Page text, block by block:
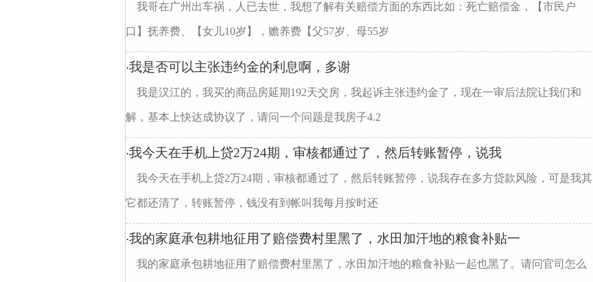
我哥在广州出车祸，人已去世，我想了解有关赔偿方面的东西比如：死亡赔偿金，【市民户
口】抚养费、【女儿10岁】，赡养费【父57岁、母55岁
·我是否可以主张违约金的利息啊，多谢
我是汉江的，我买的商品房延期192天交房，我起诉主张违约金了，现在一审后法院让我们和
解，基本上快达成协议了，请问一个问题是我房子4.2
·我今天在手机上贷2万24期，审核都通过了，然后转账暂停，说我
我今天在手机上贷2万24期，审核都通过了，然后转账暂停，说我存在多方贷款风险，可是我其
它都还清了，转账暂停，钱没有到帐叫我每月按时还
·我的家庭承包耕地征用了赔偿费村里黑了，水田加汗地的粮食补贴一
我的家庭承包耕地征用了赔偿费村里黑了，水田加汗地的粮食补贴一起也黑了。请问官司怎么